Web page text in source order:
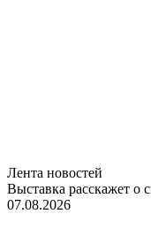
Лента новостей
Выставка расскажет о
07.08.2026